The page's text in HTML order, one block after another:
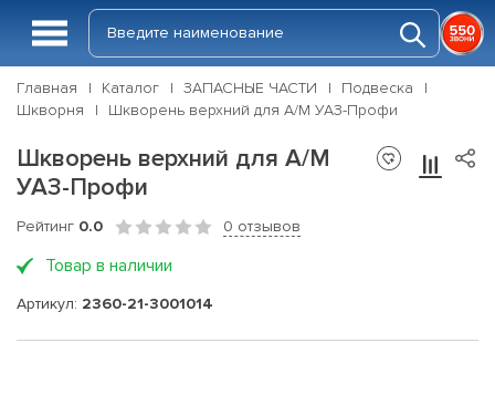
Главная Каталог ЗАПАСНЫЕ ЧАСТИ
Подвеска
Шкворня
Шкворень верхний для А/М УАЗ-Профи
Шкворень верхний для А/М
УАЗ-Профи
Рейтинг 0.0 0 отзывов
Товар в наличии
Артикул: 2360-21-3001014